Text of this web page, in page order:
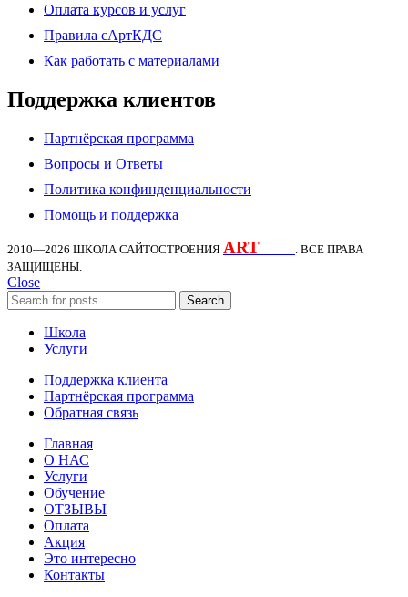
Оплата курсов и услуг
Правила сАртКДС
Как работать с материалами
Поддержка клиентов
Партнёрская программа
Вопросы и Ответы
Политика конфинденциальности
Помощь и поддержка
2010—2026 ШКОЛА САЙТОСТРОЕНИЯ ART
. ВСЕ ПРАВА
ЗАЩИЩЕНЫ.
Close
Search
Школа
Услуги
Поддержка клиента
Партнёрская программа
Обратная связь
Главная
О НАС
Услуги
Обучение
ОТЗЫВЫ
Оплата
Акция
Это интересно
Контакты